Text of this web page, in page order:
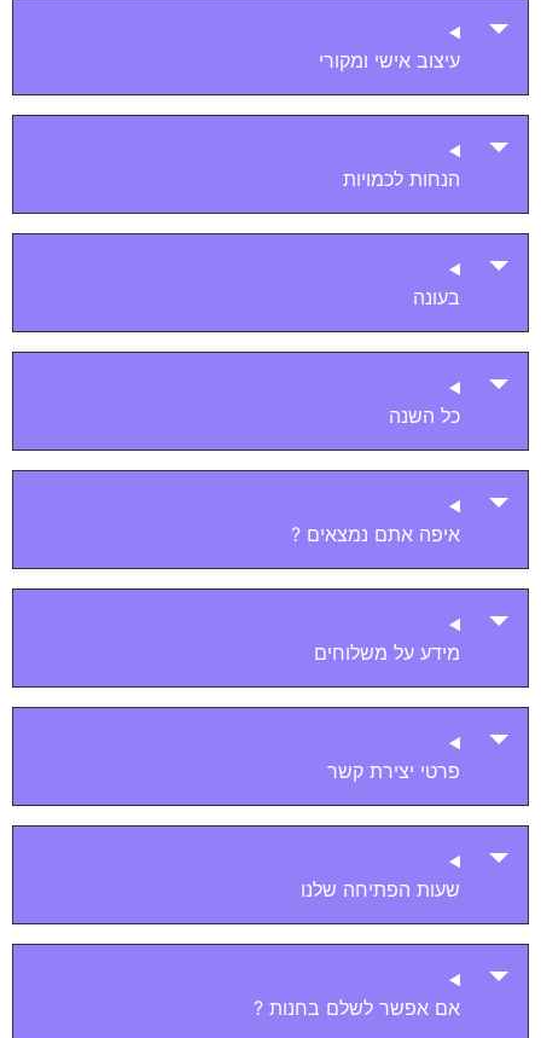
עיצוב אישי ומקורי
הנחות לכמויות
בעונה
כל השנה
איפה אתם נמצאים ?
מידע על משלוחים
פרטי יצירת קשר
שעות הפתיחה שלנו
אם אפשר לשלם בחנות ?